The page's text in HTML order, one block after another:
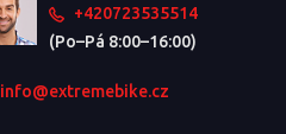
+420723535514
(Po–Pá 8:00–16:00)
info@extremebike.cz